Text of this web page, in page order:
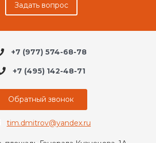
Задать вопрос
+7 (977) 574-68-78
+7 (495) 142-48-71
Обратный звонок
tim.dmitrov@yandex.ru